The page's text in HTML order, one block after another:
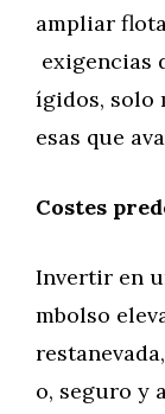
ampliar
exigencias
ígidos, solo
esas que
Costes
Invertir en
mbolso
o, seguro y